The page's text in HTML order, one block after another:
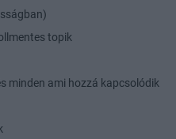
topik
minden ami hozzá kapcsolódik